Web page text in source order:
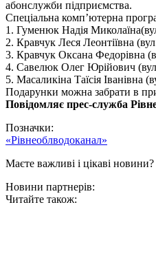
абонслужби підприємства.
Спеціальна комп’ютерна
1. Гуменюк Надія
2. Кравчук Леся Леонтіївна
3. Кравчук Оксана Федорівна
4. Савелюк Олег Юрійович
5. Масаликіна Таїсія Іванівна
Подарунки можна забрати в
Повідомляє прес-служба
Позначки:
«Рівнеоблводоканал»
Маєте важливі і цікаві
Новини партнерів:
Читайте також: